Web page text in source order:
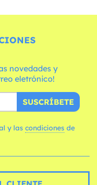
novedades y
eletrónico!
SUSCRÍBETE
y las condiciones